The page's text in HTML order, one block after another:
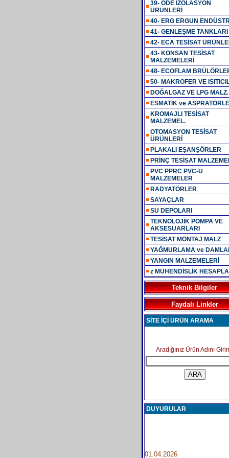
39- ODE İZOLASYON
ÜRÜNLERİ
40- ERG ERGUN
41- GENLEŞME TANKLARI
42- ECA TESİSAT
43- KONSAN TESİSAT
MALZEMELERİ
48- ECOFLAM
50- MAKROFER VE
DOĞALGAZ VE LPG MALZ.
ESMATİK ve
KROMAJLI TESİSAT
MALZEMEL.
OTOMASYON TESİSAT
ÜRÜNLERİ
PLAKALI EŞANŞÖRLER
PRİNÇ TESİSAT
PVC PPRC PVC-U
MALZEMELER
RADYATÖRLER
SAYAÇLAR
SU DEPOLARI
TEKNOLOJİK POMPA VE
AKSESUARLARI
TESİSAT MONTAJ MALZ
YAĞMURLAMA ve
YANGIN MALZEMELERİ
z MÜHENDİSLİK
Teknik Bilgiler
Faydalı Linkler
SİTE İÇİ ÜRÜN ARAMA
Aradığınız Ürün Adını
DUYURULAR
01.04.2026